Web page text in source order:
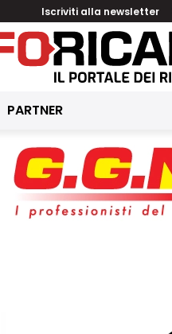
Iscriviti alla newsletter
PARTNER